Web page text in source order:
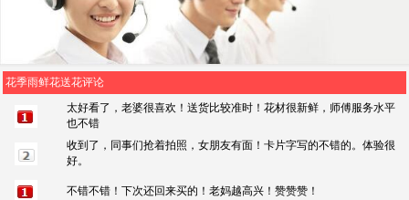
花季雨鲜花送花评论
太好看了，老婆很喜欢！送货比较准时！花材很新鲜，师傅服务水平
也不错
收到了，同事们抢着拍照，女朋友有面！卡片字写的不错的。体验很
好。
不错不错！下次还回来买的！老妈越高兴！赞赞赞！